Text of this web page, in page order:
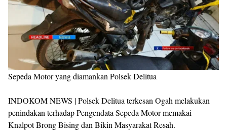
Sepeda Motor yang diamankan Polsek Delitua
INDOKOM NEWS | Polsek Delitua terkesan Ogah melakukan
penindakan terhadap Pengendata Sepeda Motor memakai
Knalpot Brong Bising dan Bikin Masyarakat Resah.